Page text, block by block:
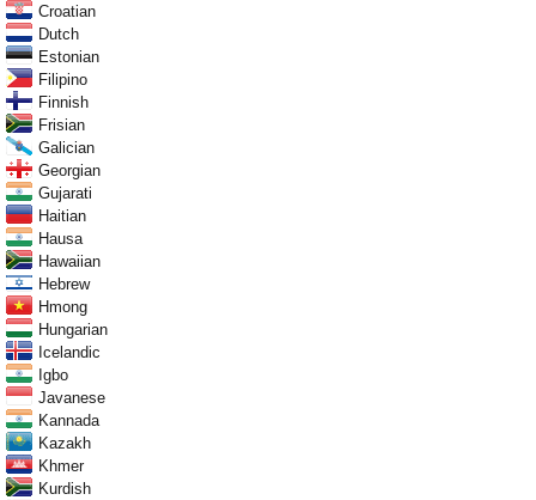
Croatian
Dutch
Estonian
Filipino
Finnish
Frisian
Galician
Georgian
Gujarati
Haitian
Hausa
Hawaiian
Hebrew
Hmong
Hungarian
Icelandic
Igbo
Javanese
Kannada
Kazakh
Khmer
Kurdish